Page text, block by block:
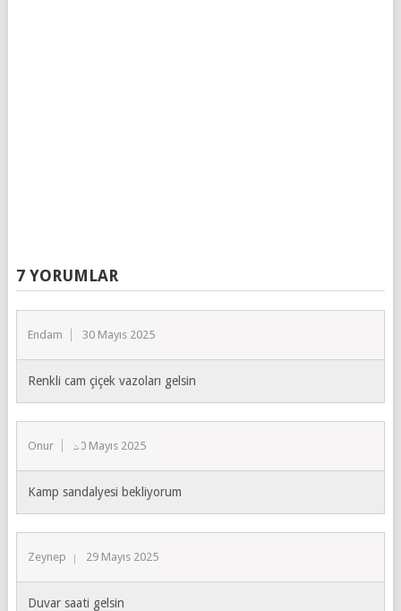
7 YORUMLAR
Endam 30 Mayıs 2025
Renkli cam çiçek vazoları gelsin
Onur 30 Mayıs 2025
Kamp sandalyesi bekliyorum
Zeynep 29 Mayıs 2025
Duvar saati gelsin